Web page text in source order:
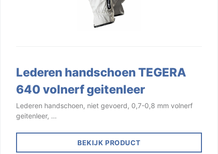
Lederen handschoen TEGERA
640 volnerf geitenleer
Lederen handschoen, niet gevoerd, 0,7-0,8 mm volnerf
geitenleer, …
BEKIJK PRODUCT